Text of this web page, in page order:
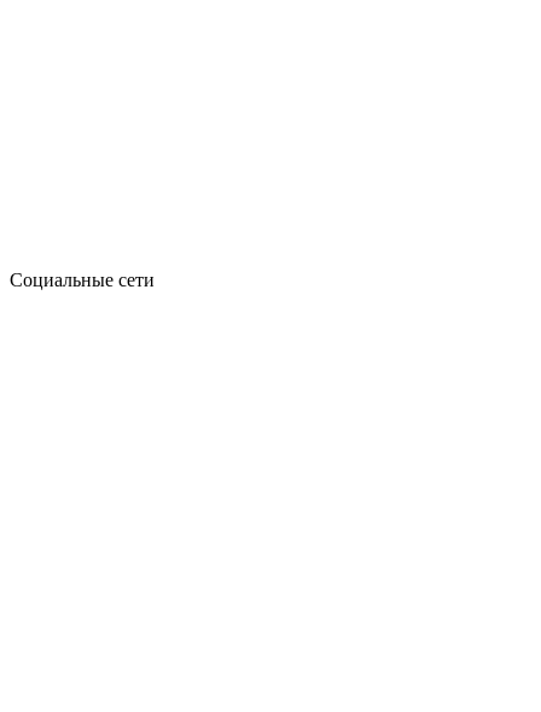
Социальные сети